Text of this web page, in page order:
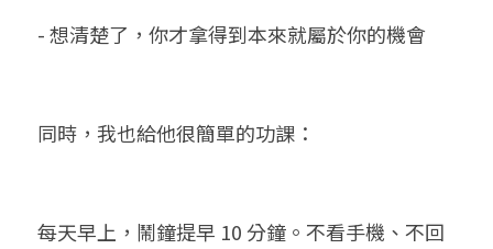
- 想清楚了，你才拿得到本來就屬於你的機會
同時，我也給他很簡單的功課：
每天早上，鬧鐘提早 10 分鐘。不看手機、不回